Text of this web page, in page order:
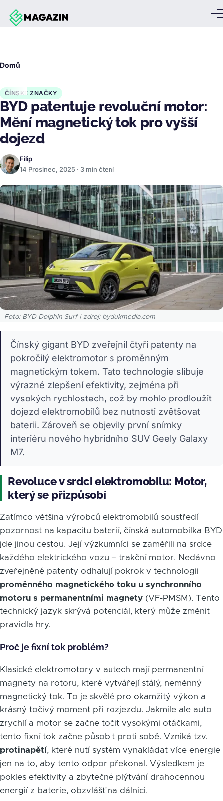
Přejít k hlavnímu obsahu
Domů
ČÍNSKÉ ZNAČKY
BYD patentuje revoluční motor:
Mění magnetický tok pro vyšší
dojezd
Filip
14 Prosinec, 2025 · 3 min čtení
Foto: BYD Dolphin Surf | zdroj: bydukmedia.com
Čínský gigant BYD zveřejnil čtyři patenty na
pokročilý elektromotor s proměnným
magnetickým tokem. Tato technologie slibuje
výrazné zlepšení efektivity, zejména při
vysokých rychlostech, což by mohlo prodloužit
dojezd elektromobilů bez nutnosti zvětšovat
baterii. Zároveň se objevily první snímky
interiéru nového hybridního SUV Geely Galaxy
M7.
Revoluce v srdci elektromobilu: Motor,
který se přizpůsobí
Zatímco většina výrobců elektromobilů soustředí
pozornost na kapacitu baterií, čínská automobilka BYD
jde jinou cestou. Její výzkumníci se zaměřili na srdce
každého elektrického vozu – trakční motor. Nedávno
zveřejněné patenty odhalují pokrok v technologii
proměnného magnetického toku u synchronního
motoru s permanentními magnety (VF-PMSM). Tento
technický jazyk skrývá potenciál, který může změnit
pravidla hry.
Proč je fixní tok problém?
Klasické elektromotory v autech mají permanentní
magnety na rotoru, které vytvářejí stálý, neměnný
magnetický tok. To je skvělé pro okamžitý výkon a
krásný točivý moment při rozjezdu. Jakmile ale auto
zrychlí a motor se začne točit vysokými otáčkami,
tento fixní tok začne působit proti sobě. Vzniká tzv.
protinapětí, které nutí systém vynakládat více energie
jen na to, aby tento odpor překonal. Výsledkem je
pokles efektivity a zbytečné plýtvání drahocennou
energií z baterie, obzvlášť na dálnici.